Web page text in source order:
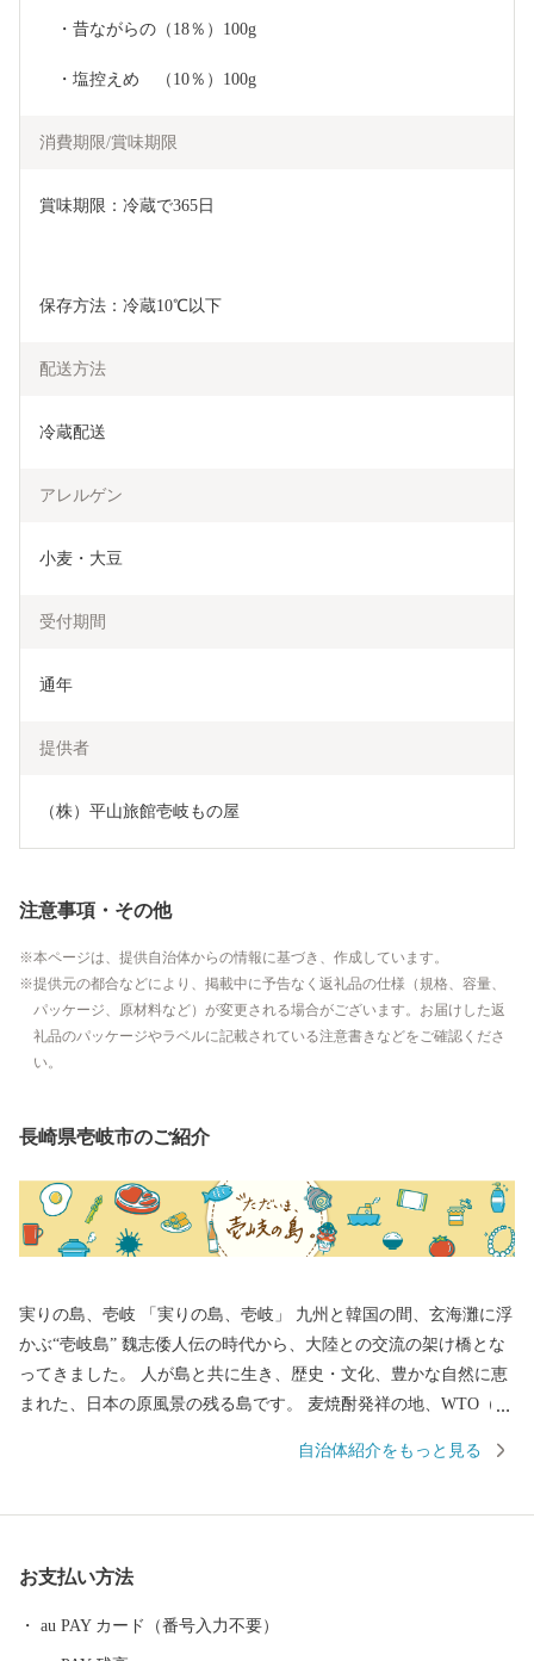
・昔ながらの（18％）100g
・塩控えめ　（10％）100g
消費期限/賞味期限
賞味期限：冷蔵で365日
保存方法：冷蔵10℃以下
配送方法
冷蔵配送
アレルゲン
小麦・大豆
受付期間
通年
提供者
（株）平山旅館壱岐もの屋
注意事項・その他
本ページは、提供自治体からの情報に基づき、作成しています。
提供元の都合などにより、掲載中に予告なく返礼品の仕様（規格、容量、
パッケージ、原材料など）が変更される場合がございます。お届けした返
礼品のパッケージやラベルに記載されている注意書きなどをご確認くださ
い。
長崎県壱岐市のご紹介
実りの島、壱岐 「実りの島、壱岐」 九州と韓国の間、玄海灘に浮
かぶ“壱岐島” 魏志倭人伝の時代から、大陸との交流の架け橋とな
ってきました。 人が島と共に生き、歴史・文化、豊かな自然に恵
まれた、日本の原風景の残る島です。 麦焼酎発祥の地、WTO（世
牛、ウニ、海産物など、豊饒な自然が育むS級食材。 国特別史跡
自治体紹介をもっと見る
お支払い方法
au PAY カード（番号入力不要）